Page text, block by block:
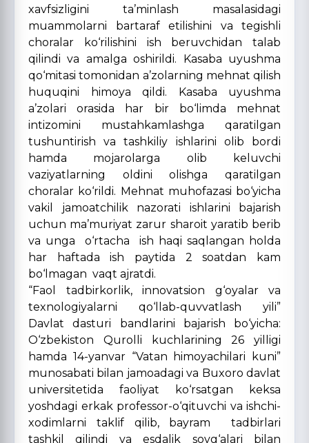
xavfsizligini ta’minlash masalasidagi
muammolarni bartaraf etilishini va tegishli
choralar ko‘rilishini ish beruvchidan talab
qilindi va amalga oshirildi. Kasaba uyushma
qo‘mitasi tomonidan a’zolarning mehnat qilish
huquqini himoya qildi. Kasaba uyushma
a’zolari orasida har bir bo‘limda mehnat
intizomini mustahkamlashga qaratilgan
tushuntirish va tashkiliy ishlarini olib bordi
hamda mojarolarga olib keluvchi
vaziyatlarning oldini olishga qaratilgan
choralar ko‘rildi. Mehnat muhofazasi bo‘yicha
vakil jamoatchilik nazorati ishlarini bajarish
uchun ma’muriyat zarur sharoit yaratib berib
va unga o‘rtacha ish haqi saqlangan holda
har haftada ish paytida 2 soatdan kam
bo‘lmagan vaqt ajratdi.
“Faol tadbirkorlik, innovatsion g‘oyalar va
texnologiyalarni qo‘llab-quvvatlash yili”
Davlat dasturi bandlarini bajarish bo‘yicha:
O‘zbekiston Qurolli kuchlarining 26 yilligi
hamda 14-yanvar “Vatan himoyachilari kuni”
munosabati bilan jamoadagi va Buxoro davlat
universitetida faoliyat ko‘rsatgan keksa
yoshdagi erkak professor-o‘qituvchi va ishchi-
xodimlarni taklif qilib, bayram tadbirlari
tashkil qilindi va esdalik sovg‘alari bilan